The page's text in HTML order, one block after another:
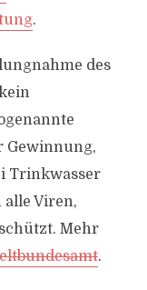
.
des
Gewinnung,
Trinkwasser
alle Viren,
Mehr
.